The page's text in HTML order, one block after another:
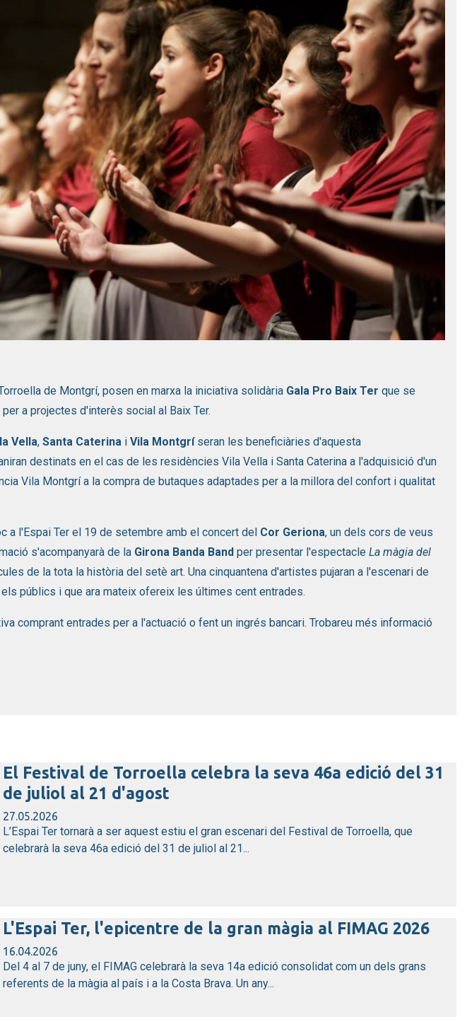
de Montgrí, posen en marxa la iniciativa solidària Gala Pro Baix Ter que se
a projectes d'interès social al Baix Ter.
Vella, Santa Caterina i Vila Montgríseran les beneficiàries d'aquesta
destinats en el cas de les residències Vila Vella i Santa Caterina a l'adquisició d'un
Vila Montgrí a la compra de butaques adaptades per a la millora del confort i qualitat
a l'Espai Ter el 19 de setembre amb el concert del Cor Geriona, un dels cors de veus
s'acompanyarà de la Girona Banda Band per presentar l'espectacle La màgia del
de la tota la història del setè art. Una cinquantena d'artistes pujaran a l'escenari de
públics i que ara mateix ofereix les últimes cent entrades.
comprant entrades per a l'actuació o fent un ingrés bancari. Trobareu més informació
El Festival de Torroella celebra la seva 46a edició del 31
de juliol al 21 d'agost
27.05.2026
L’Espai Ter tornarà a ser aquest estiu el gran escenari del Festival de Torroella, que
celebrarà la seva 46a edició del 31 de juliol al 21...
L'Espai Ter, l'epicentre de la gran màgia al FIMAG 2026
16.04.2026
Del 4 al 7 de juny, el FIMAG celebrarà la seva 14a edició consolidat com un dels grans
referents de la màgia al país i a la Costa Brava. Un any...